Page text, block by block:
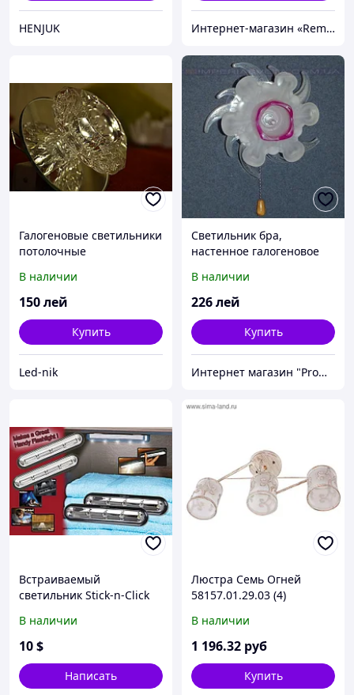
HENJUK Интернет-магазин «Rem-elektronik»
Галогеновые светильники
потолочные
В наличии
150лей
Купить
Led-nik
Светильник бра,
настенное галогеновое
MMD-343212
В наличии
226лей
Купить
Интернет магазин "Promtovari"
Встраиваемый
светильник Stick-n-Click
В наличии
10$
Написать
Люстра Семь Огней
58157.01.29.03 (4)
В наличии
1 196.32 руб
Купить